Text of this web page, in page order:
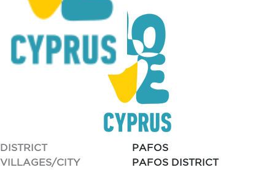
DISTRICT
PAFOS
VILLAGES/CITY
PAFOS DISTRICT